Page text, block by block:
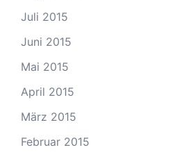
Juli 2015
Juni 2015
Mai 2015
April 2015
März 2015
Februar 2015